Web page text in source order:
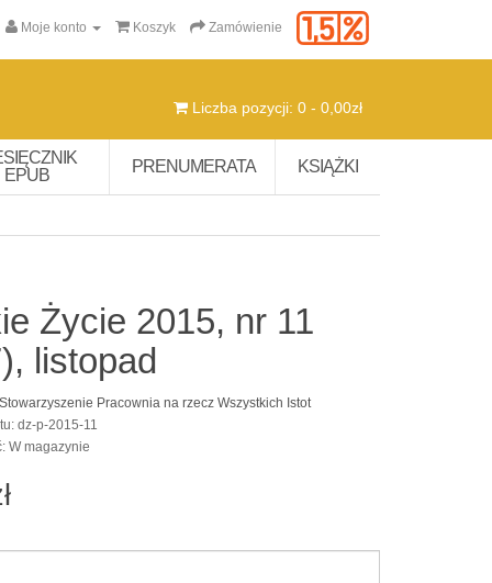
Moje konto Koszyk Zamówienie
Liczba pozycji: 0 - 0,00zł
EPUB
PRENUMERATA KSIĄŻKI
Życie 2015, nr 11
listopad
Stowarzyszenie Pracownia na rzecz Wszystkich Istot
dz-p-2015-11
W magazynie